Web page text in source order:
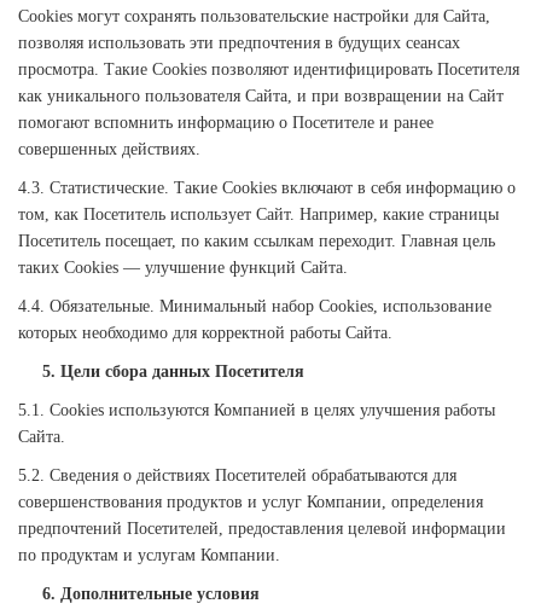
Cookies могут сохранять пользовательские настройки для Сайта,
позволяя использовать эти предпочтения в будущих сеансах
просмотра. Такие Cookies позволяют идентифицировать Посетителя
как уникального пользователя Сайта, и при возвращении на Сайт
помогают вспомнить информацию о Посетителе и ранее
совершенных действиях.
4.3. Статистические. Такие Cookies включают в себя информацию о
том, как Посетитель использует Сайт. Например, какие страницы
Посетитель посещает, по каким ссылкам переходит. Главная цель
таких Cookies — улучшение функций Сайта.
4.4. Обязательные. Минимальный набор Cookies, использование
которых необходимо для корректной работы Сайта.
5. Цели сбора данных Посетителя
5.1. Cookies используются Компанией в целях улучшения работы
Сайта.
5.2. Сведения о действиях Посетителей обрабатываются для
совершенствования продуктов и услуг Компании, определения
предпочтений Посетителей, предоставления целевой информации
по продуктам и услугам Компании.
6. Дополнительные условия